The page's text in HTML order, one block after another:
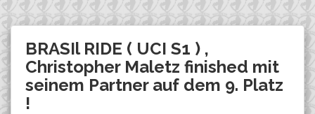
BRASIl RIDE ( UCI S1 ) ,
Christopher Maletz finished mit
seinem Partner auf dem 9. Platz
!